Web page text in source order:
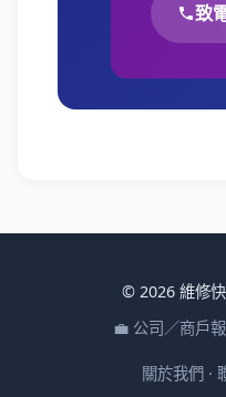
致
© 2026 維修
💼 公司／商戶報
關於我們 ·